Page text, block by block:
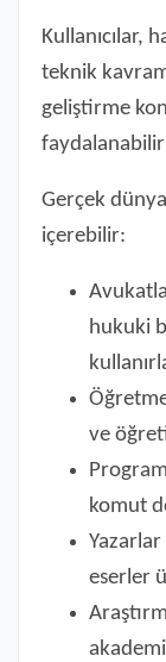
Kullanıcılar,
teknik
geliştirme
Gerçek
içerebilir:
hukuki
ve
komut
eserler